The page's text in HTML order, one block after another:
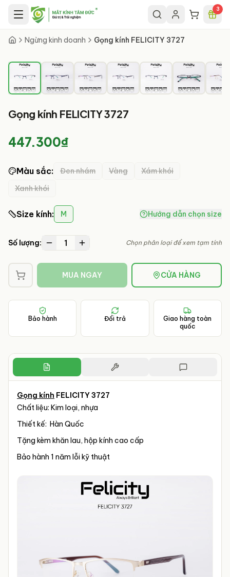
Chuyển đến nội dung chính 3
Ngừng kinh doanh Gọng kính FELICITY 3727
Gọng kính FELICITY 3727
447.300₫
Màu sắc: Đen nhám Vàng
Xám khói
Xanh khói
Size kính: M Hướng dẫn chọn size
Số lượng: 1 Chọn phân loại để xem tạm tính
MUA NGAY CỬA HÀNG
Bảo hành Đổi trả
Giao hàng toàn
quốc
Gọng kính FELICITY 3727
Chất liệu: Kim loại, nhựa
Thiết kế: Hàn Quốc
Tặng kèm khăn lau, hộp kính cao cấp
Bảo hành 1 năm lỗi kỹ thuật